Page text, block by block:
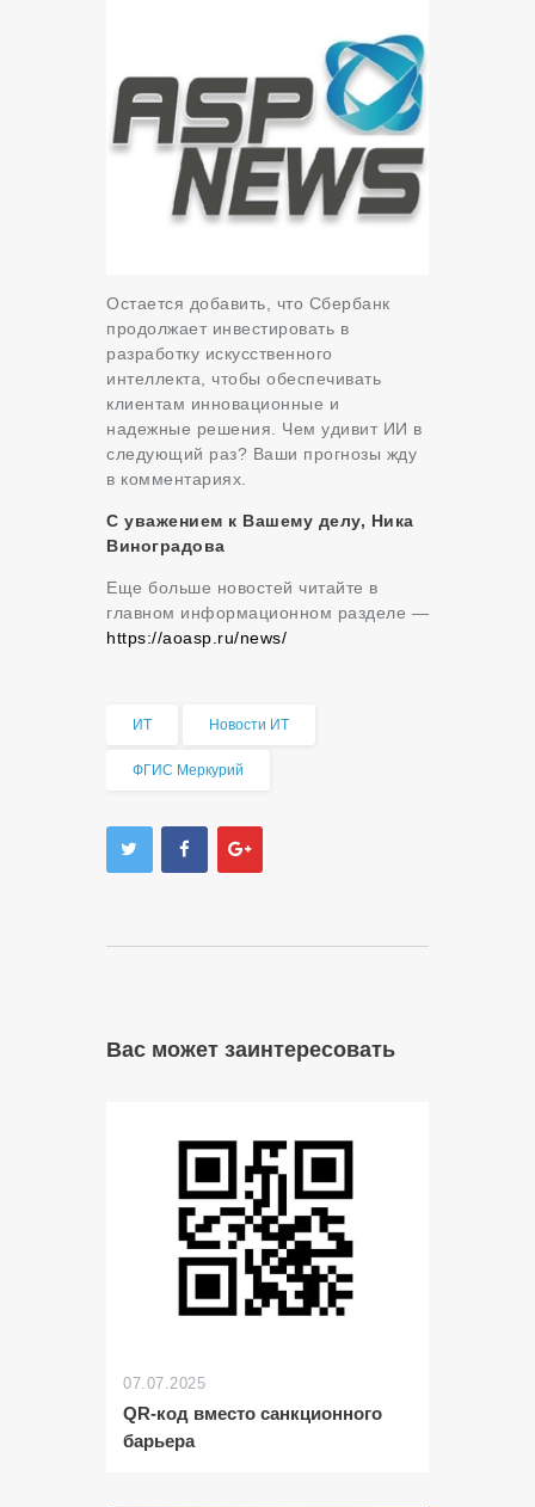
Остается добавить, что Сбербанк
продолжает инвестировать в
разработку искусственного
интеллекта, чтобы обеспечивать
клиентам инновационные и
надежные решения. Чем удивит ИИ в
следующий раз? Ваши прогнозы жду
в комментариях.
С уважением к Вашему делу, Ника
Виноградова
Еще больше новостей читайте в
главном информационном разделе —
https://aoasp.ru/news/
ИТ Новости ИТ
ФГИС Меркурий
Вас может заинтересовать
07.07.2025
QR-код вместо санкционного
барьера